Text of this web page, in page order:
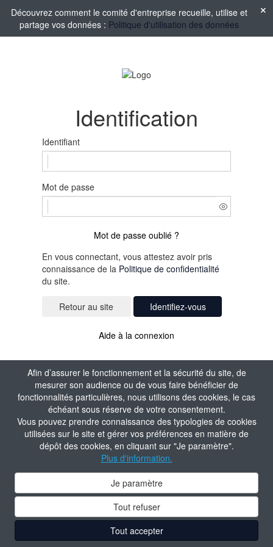
Afin d’assurer le fonctionnement et la sécurité du site, de
mesurer son audience ou de vous faire bénéficier de
fonctionnalités particulières, nous utilisons des cookies, le cas
échéant sous réserve de votre consentement.
Vous pouvez prendre connaissance des typologies de cookies
utilisées sur le site et gérer vos préférences en matière de
dépôt des cookies, en cliquant sur "Je paramètre".
Plus d'information.
Je paramètre
Tout refuser
Tout accepter
Découvrez comment le comité d'entreprise recueille, utilise et
partage vos données : Politique d'utilisation des données
Identification
Identifiant
Mot de passe
Mot de passe oublié ?
En vous connectant, vous attestez avoir pris
connaissance de la Politique de confidentialité
du site.
Identifiez-vous
Aide à la connexion